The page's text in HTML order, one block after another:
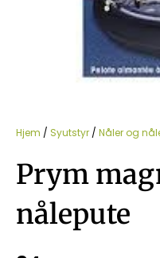
Hjem / Syutstyr / Nåler og
Prym
nålepute